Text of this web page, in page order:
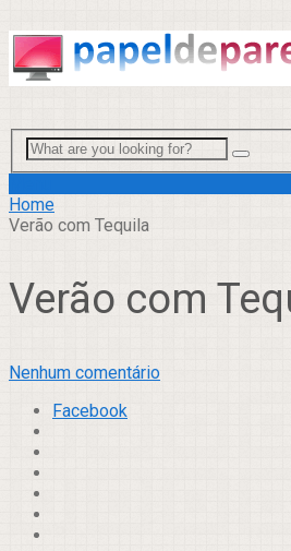
Home
Verão com Tequila
Verão com
Nenhum comentário
Facebook